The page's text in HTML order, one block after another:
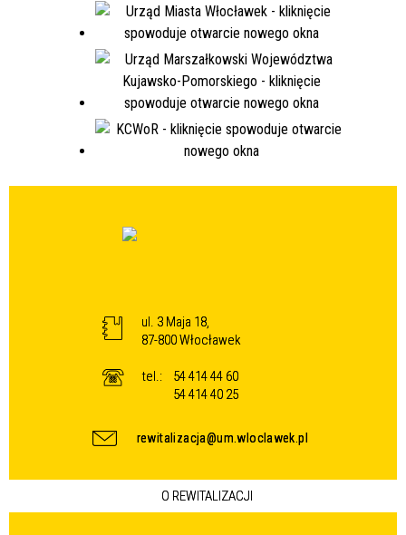
ul. 3 Maja 18,
87-800 Włocławek
tel.:
54 414 44 60
54 414 40 25
rewitalizacja@um.wloclawek.pl
O REWITALIZACJI